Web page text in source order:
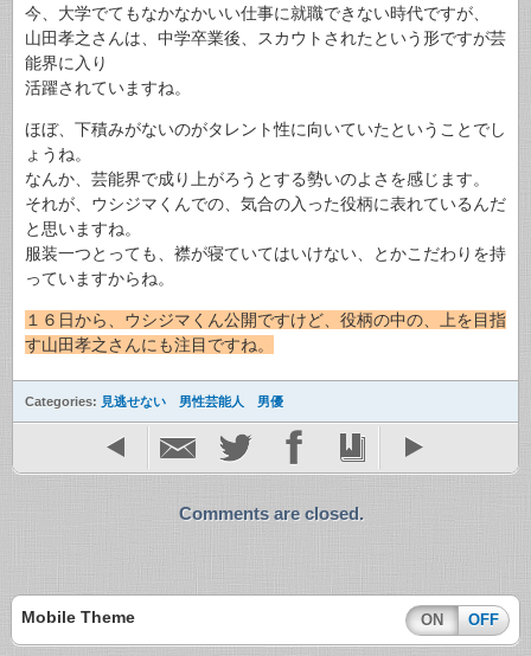
今、大学でてもなかなかいい仕事に就職できない時代ですが、
山田孝之さんは、中学卒業後、スカウトされたという形ですが芸
能界に入り
活躍されていますね。
ほぼ、下積みがないのがタレント性に向いていたということでし
ょうね。
なんか、芸能界で成り上がろうとする勢いのよさを感じます。
それが、ウシジマくんでの、気合の入った役柄に表れているんだ
と思いますね。
服装一つとっても、襟が寝ていてはいけない、とかこだわりを持
っていますからね。
１６日から、ウシジマくん公開ですけど、役柄の中の、上を目指
す山田孝之さんにも注目ですね。
Categories: 見逃せない 男性芸能人 男優
Comments are closed.
Mobile Theme ON OFF